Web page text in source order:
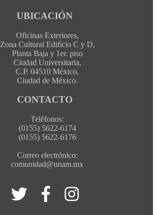
UBICACIÓN
Oficinas Exteriores,
Zona Cultural Edificio C y D,
Planta Baja y 1er. piso
Ciudad Universitaria,
C.P. 04510 México,
Ciudad de México.
CONTACTO
Teléfonos:
(0155) 5622-6174
(0155) 5622-6176
Correo electrónico:
comunidad@unam.mx